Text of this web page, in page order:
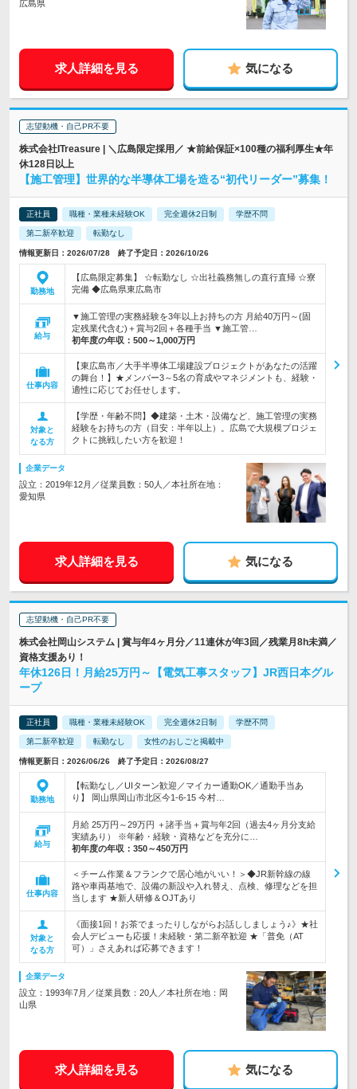
広島県
求人詳細を見る 気になる
志望動機・自己PR不要
株式会社ITreasure | ＼広島限定採用／ ★前給保証×100種の福利厚生★年
休128日以上
【施工管理】世界的な半導体工場を造る“初代リーダー”募集！
正社員 職種・業種未経験OK 完全週休2日制 学歴不問
第二新卒歓迎 転勤なし
情報更新日：2026/07/28 終了予定日：2026/10/26
勤務地
【広島限定募集】 ☆転勤なし ☆出社義務無しの直行直帰 ☆寮
完備 ◆広島県東広島市
給与
▼施工管理の実務経験を3年以上お持ちの方 月給40万円～(固
定残業代含む)＋賞与2回＋各種手当 ▼施工管…
初年度の年収： 500～1,000万円
仕事内容
【東広島市／大手半導体工場建設プロジェクトがあなたの活躍
の舞台！】★メンバー3～5名の育成やマネジメントも、経験・
適性に応じてお任せします。
対象と
なる方
【学歴・年齢不問】◆建築・土木・設備など、施工管理の実務
経験をお持ちの方（目安：半年以上）。広島で大規模プロジェ
クトに挑戦したい方を歓迎！
企業データ
設立：2019年12月／従業員数：50人／本社所在地：
愛知県
求人詳細を見る 気になる
志望動機・自己PR不要
株式会社岡山システム | 賞与年4ヶ月分／11連休が年3回／残業月8h未満／
資格支援あり！
年休126日！月給25万円～【電気工事スタッフ】JR西日本グル
ープ
正社員 職種・業種未経験OK 完全週休2日制 学歴不問
第二新卒歓迎 転勤なし 女性のおしごと掲載中
情報更新日：2026/06/26 終了予定日：2026/08/27
勤務地
【転勤なし／UIターン歓迎／マイカー通勤OK／通勤手当あ
り】 岡山県岡山市北区今1-6-15 今村…
給与
月給 25万円～29万円 ＋諸手当＋賞与年2回（過去4ヶ月分支給
実績あり） ※年齢・経験・資格などを充分に…
初年度の年収： 350～450万円
仕事内容
＜チーム作業＆フランクで居心地がいい！＞◆JR新幹線の線
路や車両基地で、設備の新設や入れ替え、点検、修理などを担
当します ★新人研修＆OJTあり
対象と
なる方
《面接1回！お茶でまったりしながらお話ししましょう♪》★社
会人デビューも応援！未経験・第二新卒歓迎 ★「普免（AT
可）」さえあれば応募できます！
企業データ
設立：1993年7月／従業員数：20人／本社所在地：岡
山県
求人詳細を見る 気になる